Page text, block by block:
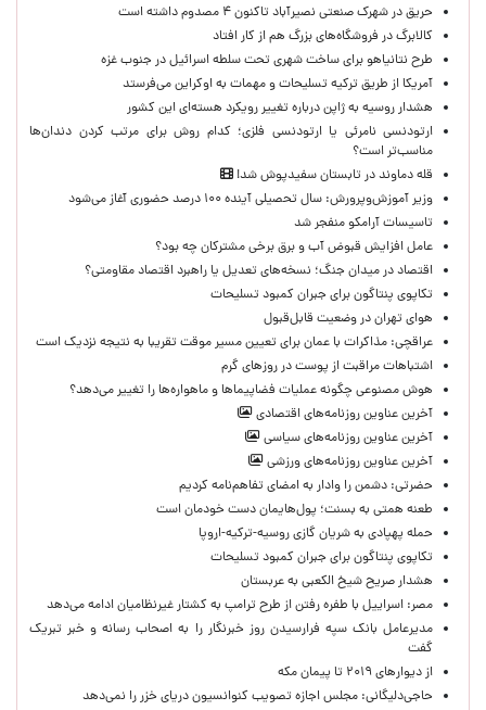
حریق در شهرک صنعتی نصیرآباد تاکنون ۴ مصدوم داشته است
کالابرگ در فروشگاه‌های بزرگ هم از کار افتاد
طرح نتانیاهو برای ساخت شهری تحت سلطه اسرائیل در جنوب غزه
آمریکا از طریق ترکیه تسلیحات و مهمات به اوکراین می‌فرستد
هشدار روسیه به ژاپن درباره تغییر رویکرد هسته‌ای این کشور
ارتودنسی نامرئی یا ارتودنسی فلزی؛ کدام روش برای مرتب کردن دندان‌ها
مناسب‌تر است؟
قله دماوند در تابستان سفیدپوش شد!
وزیر آموزش‌وپرورش: سال تحصیلی آینده ۱۰۰ درصد حضوری آغاز می‌شود
تاسیسات آرامکو منفجر شد
عامل افزایش قبوض آب و برق برخی مشترکان چه بود؟
اقتصاد در میدان جنگ؛ نسخه‌های تعدیل یا راهبرد اقتصاد مقاومتی؟
تکاپوی پنتاگون برای جبران کمبود تسلیحات
هوای تهران در وضعیت قابل‌قبول
عراقچی: مذاکرات با عمان برای تعیین مسیر موقت تقریبا به نتیجه نزدیک است
اشتباهات مراقبت از پوست در روزهای گرم
هوش مصنوعی چگونه عملیات فضاپیماها و ماهواره‌ها را تغییر می‌دهد؟
آخرین عناوین روزنامه‌های اقتصادی
آخرین عناوین روزنامه‌های سیاسی
آخرین عناوین روزنامه‌های ورزشی
حضرتی: دشمن را وادار به امضای تفاهم‌نامه کردیم
طعنه همتی به بسنت؛ پول‌هایمان دست خودمان است
حمله پهپادی به شریان گازی روسیه-ترکیه-اروپا
تکاپوی پنتاگون برای جبران کمبود تسلیحات
هشدار صریح شیخ الکعبی به عربستان
مصر: اسراییل با طفره رفتن از طرح ترامپ به کشتار غیرنظامیان ادامه می‌دهد
مدیرعامل بانک سپه فرارسیدن روز خبرنگار را به اصحاب رسانه و خبر تبریک
گفت
از دیوارهای ۲۰۱۹ تا پیمان مکه
حاجی‌دلیگانی: مجلس اجازه تصویب کنوانسیون دریای خزر را نمی‌دهد